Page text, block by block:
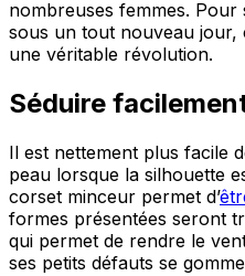
nombreuses femmes. Pour
sous un tout nouveau jour,
une véritable révolution.
Séduire
Il est nettement plus facile
peau lorsque la silhouette
corset minceur permet d’
formes présentées seront
qui permet de rendre le
ses petits défauts se